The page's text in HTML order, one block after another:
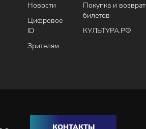
Новости
Цифровое
ID
Зрителям
Покупка и возврат
билетов
КУЛЬТУРА.РФ